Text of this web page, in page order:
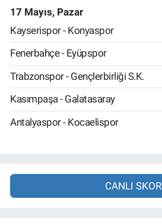
17 Mayıs, Pazar
Kayserispor - Konyaspor
Fenerbahçe - Eyüpspor
Trabzonspor - Gençlerbirliği S.K.
Kasımpaşa - Galatasaray
Antalyaspor - Kocaelispor
CANLI SKOR